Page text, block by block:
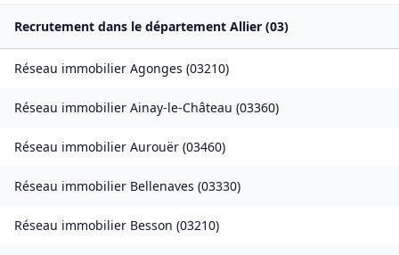
Recrutement dans le département Allier (03)
Réseau immobilier Agonges (03210)
Réseau immobilier Ainay-le-Château (03360)
Réseau immobilier Aurouër (03460)
Réseau immobilier Bellenaves (03330)
Réseau immobilier Besson (03210)